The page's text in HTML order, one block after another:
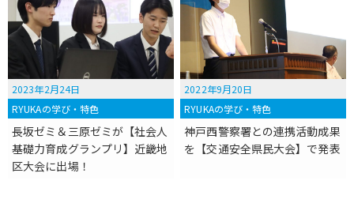
2023年2月24日
RYUKAの学び・特色
長坂ゼミ＆三原ゼミが【社会人
基礎力育成グランプリ】近畿地
区大会に出場！
2022年9月20日
RYUKAの学び・特色
神戸西警察署との連携活動成果
を【交通安全県民大会】で発表